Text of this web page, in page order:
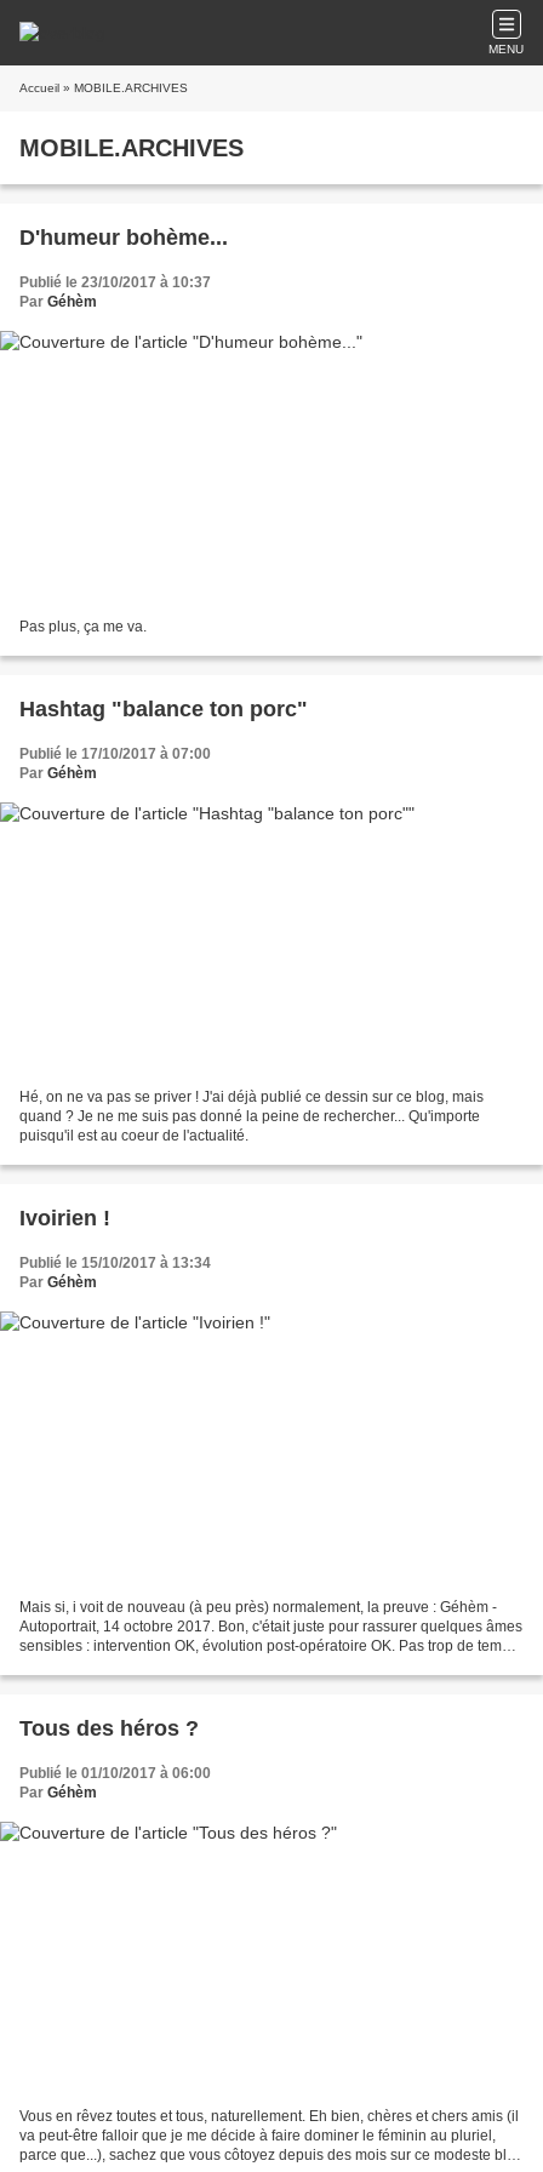
MENU
Accueil » MOBILE.ARCHIVES
MOBILE.ARCHIVES
D'humeur bohème...
Publié le 23/10/2017 à 10:37
Par Géhèm
Pas plus, ça me va.
Hashtag "balance ton porc"
Publié le 17/10/2017 à 07:00
Par Géhèm
Hé, on ne va pas se priver ! J'ai déjà publié ce dessin sur ce blog, mais
quand ? Je ne me suis pas donné la peine de rechercher... Qu'importe
puisqu'il est au coeur de l'actualité.
Ivoirien !
Publié le 15/10/2017 à 13:34
Par Géhèm
Mais si, i voit de nouveau (à peu près) normalement, la preuve : Géhèm -
Autoportrait, 14 octobre 2017. Bon, c'était juste pour rassurer quelques âmes
sensibles : intervention OK, évolution post-opératoire OK. Pas trop de temps
Tous des héros ?
Publié le 01/10/2017 à 06:00
Par Géhèm
Vous en rêvez toutes et tous, naturellement. Eh bien, chères et chers amis (il
va peut-être falloir que je me décide à faire dominer le féminin au pluriel,
parce que...), sachez que vous côtoyez depuis des mois sur ce modeste blog